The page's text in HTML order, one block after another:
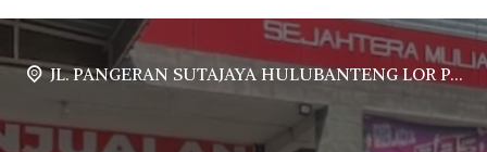
JL. PANGERAN SUTAJAYA HULUBANTENG LOR PABUARAN CIREBON TIMUR, Ds. Babakan gebang cirebon Gebang udik cirebon Ciledug cirebon Karang wareng cirebon